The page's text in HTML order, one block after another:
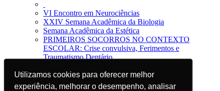
Utilizamos cookies para oferecer melhor
experiência, melhorar o desempenho, analisar
Utilizamos cookies para oferecer melhor
experiência, melhorar o desempenho, analisar
VI Encontro em Neurociências
XXIV Semana Acadêmica da Biologia
Semana Acadêmica da Estética
PRIMEIROS SOCORROS NO CONTEXTO
ESCOLAR: Crise convulsiva, Ferimentos e
Traumatismo Dentário
Jornal da Unisc
Notícias